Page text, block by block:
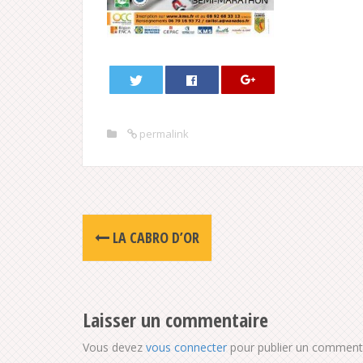
permalink
Post
navigation
LA CABRO D’OR
Laisser un commentaire
Vous devez vous connecter pour publier un